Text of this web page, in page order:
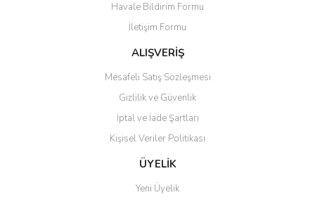
Havale Bildirim Formu
İletişim Formu
ALIŞVERİŞ
Mesafeli Satış Sözleşmesi
Gizlilik ve Güvenlik
İptal ve İade Şartları
Kişisel Veriler Politikası
ÜYELİK
Yeni Üyelik